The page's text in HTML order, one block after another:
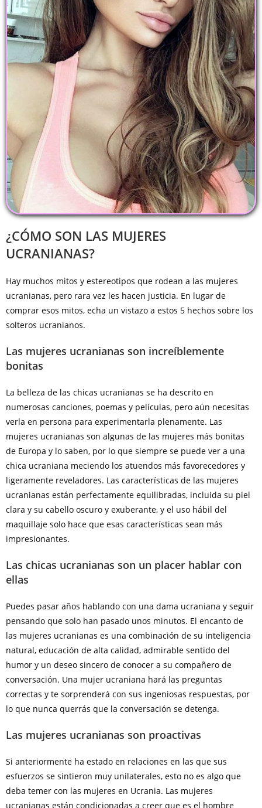
¿CÓMO SON LAS MUJERES
UCRANIANAS?
Hay muchos mitos y estereotipos que rodean a las mujeres
ucranianas, pero rara vez les hacen justicia. En lugar de
comprar esos mitos, echa un vistazo a estos 5 hechos sobre los
solteros ucranianos.
Las mujeres ucranianas son increíblemente
bonitas
La belleza de las chicas ucranianas se ha descrito en
numerosas canciones, poemas y películas, pero aún necesitas
verla en persona para experimentarla plenamente. Las
mujeres ucranianas son algunas de las mujeres más bonitas
de Europa y lo saben, por lo que siempre se puede ver a una
chica ucraniana meciendo los atuendos más favorecedores y
ligeramente reveladores. Las características de las mujeres
ucranianas están perfectamente equilibradas, incluida su piel
clara y su cabello oscuro y exuberante, y el uso hábil del
maquillaje solo hace que esas características sean más
impresionantes.
Las chicas ucranianas son un placer hablar con
ellas
Puedes pasar años hablando con una dama ucraniana y seguir
pensando que solo han pasado unos minutos. El encanto de
las mujeres ucranianas es una combinación de su inteligencia
natural, educación de alta calidad, admirable sentido del
humor y un deseo sincero de conocer a su compañero de
conversación. Una mujer ucraniana hará las preguntas
correctas y te sorprenderá con sus ingeniosas respuestas, por
lo que nunca querrás que la conversación se detenga.
Las mujeres ucranianas son proactivas
Si anteriormente ha estado en relaciones en las que sus
esfuerzos se sintieron muy unilaterales, esto no es algo que
deba temer con las mujeres en Ucrania. Las mujeres
ucranianas están condicionadas a creer que es el hombre